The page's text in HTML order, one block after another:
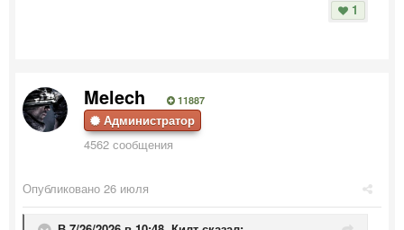
1
Melech 11887
Администратор
4562 сообщения
Опубликовано 26 июля